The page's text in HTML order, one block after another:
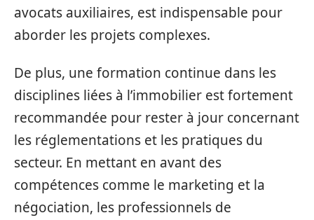
avocats auxiliaires, est indispensable pour
aborder les projets complexes.
De plus, une formation continue dans les
disciplines liées à l’immobilier est fortement
recommandée pour rester à jour concernant
les réglementations et les pratiques du
secteur. En mettant en avant des
compétences comme le marketing et la
négociation, les professionnels de